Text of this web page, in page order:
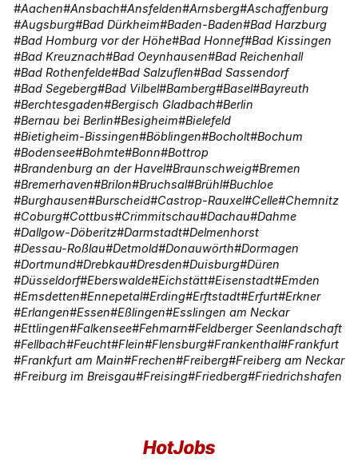
Aachen Ansbach Ansfelden Arnsberg Aschaffenburg
Augsburg Bad Dürkheim Baden-Baden Bad Harzburg
Bad Homburg vor der Höhe Bad Honnef Bad Kissingen
Bad Kreuznach Bad Oeynhausen Bad Reichenhall
Bad Rothenfelde Bad Salzuflen Bad Sassendorf
Bad Segeberg Bad Vilbel Bamberg Basel Bayreuth
Berchtesgaden Bergisch Gladbach Berlin
Bernau bei Berlin Besigheim Bielefeld
Bietigheim-Bissingen Böblingen Bocholt Bochum
Bodensee Bohmte Bonn Bottrop
Brandenburg an der Havel Braunschweig Bremen
Bremerhaven Brilon Bruchsal Brühl Buchloe
Burghausen Burscheid Castrop-Rauxel Celle Chemnitz
Coburg Cottbus Crimmitschau Dachau Dahme
Dallgow-Döberitz Darmstadt Delmenhorst
Dessau-Roßlau Detmold Donauwörth Dormagen
Dortmund Drebkau Dresden Duisburg Düren
Düsseldorf Eberswalde Eichstätt Eisenstadt Emden
Emsdetten Ennepetal Erding Erftstadt Erfurt Erkner
Erlangen Essen Eßlingen Esslingen am Neckar
Ettlingen Falkensee Fehmarn Feldberger Seenlandschaft
Fellbach Feucht Flein Flensburg Frankenthal Frankfurt
Frankfurt am Main Frechen Freiberg Freiberg am Neckar
Freiburg im Breisgau Freising Friedberg Friedrichshafen